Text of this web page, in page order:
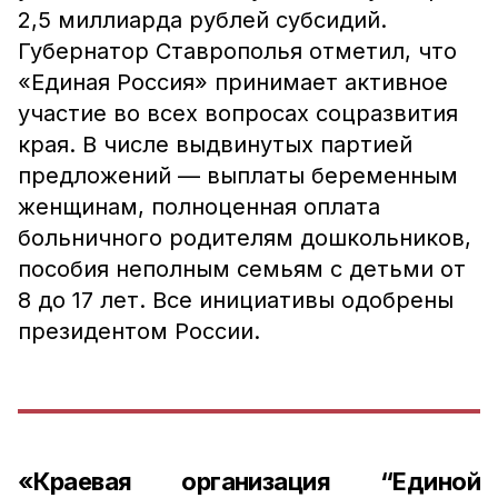
2,5 миллиарда рублей субсидий.
Губернатор Ставрополья отметил, что
«Единая Россия» принимает активное
участие во всех вопросах соцразвития
края. В числе выдвинутых партией
предложений — выплаты беременным
женщинам, полноценная оплата
больничного родителям дошкольников,
пособия неполным семьям с детьми от
8 до 17 лет. Все инициативы одобрены
президентом России.
«Краевая организация “Единой